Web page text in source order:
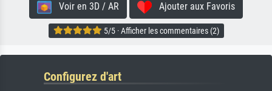
Voir en 3D / AR Ajouter aux Favoris
5/5 · Afficher les commentaires (2)
Configurez d'art